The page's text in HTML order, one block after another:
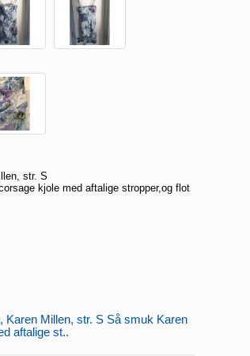
str. S
kjole med aftalige stropper,og flot
Karen Millen, str. S Så smuk Karen
aftalige st..